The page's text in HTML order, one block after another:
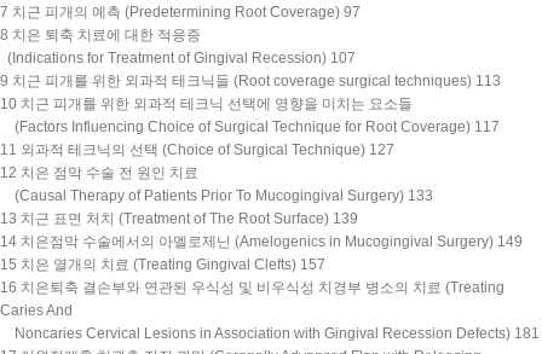
7 치근 피개의 예측 (Predetermining Root Coverage) 97
8 치은 퇴축 치료에 대한 적응증
(Indications for Treatment of Gingival Recession) 107
9 치근 피개를 위한 외과적 테크닉들 (Root coverage surgical techniques) 113
10 치근 피개를 위한 외과적 테크닉 선택에 영향을 미치는 요소들
(Factors Influencing Choice of Surgical Technique for Root Coverage) 117
11 외과적 테크닉의 선택 (Choice of Surgical Technique) 127
12 치은 점막 수술 전 원인 치료
(Causal Therapy of Patients Prior To Mucogingival Surgery) 133
13 치근 표면 처치 (Treatment of The Root Surface) 139
14 치은점막 수술에서의 아멜로제닌 (Amelogenics in Mucogingival Surgery) 149
15 치은 열개의 치료 (Treating Gingival Clefts) 157
16 치은퇴축 결손부와 연관된 우식성 및 비우식성 치경부 병소의 치료 (Treating
Caries And
Noncaries Cervical Lesions in Association with Gingival Recession Defects) 181